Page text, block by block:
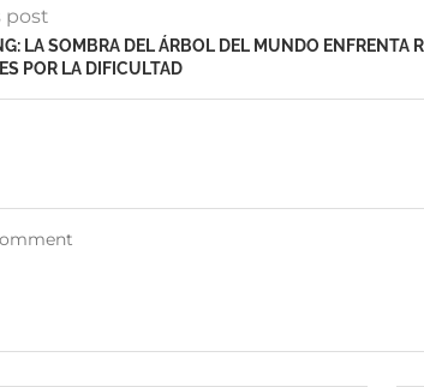
post
LA SOMBRA DEL ÁRBOL DEL MUNDO ENFRENTA
POR LA DIFICULTAD